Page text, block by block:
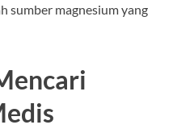
sumber magnesium yang